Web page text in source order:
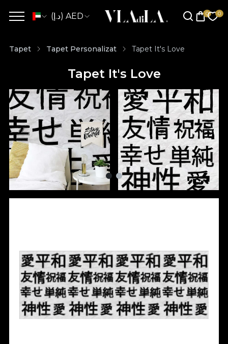
(د.إ) AED
Tapet Tapet Personalizat Tapet It's Love
Tapet It's Love